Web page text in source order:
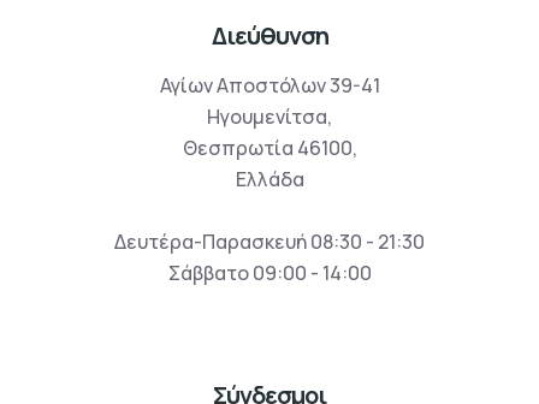
Διεύθυνση
Αγίων Αποστόλων 39-41
Ηγουμενίτσα,
Θεσπρωτία 46100,
Ελλάδα
Δευτέρα-Παρασκευή 08:30 - 21:30
Σάββατο 09:00 - 14:00
Σύνδεσμοι